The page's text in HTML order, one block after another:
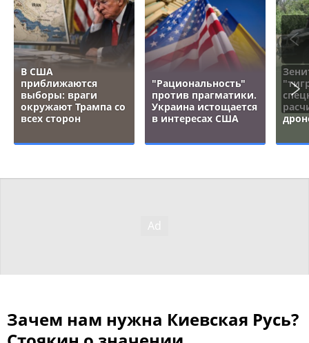
В США
приближаются
выборы: враги
окружают Трампа со
всех сторон
"Рациональность"
против прагматики.
Украина истощается
в интересах США
Зачем нам нужна Киевская Русь?